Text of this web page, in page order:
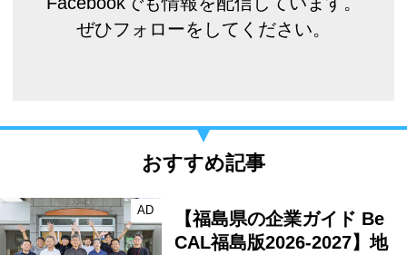
ぜひフォローをしてください。
おすすめ記事
AD
【福島県の企業ガイド Be
CAL福島版2026-2027】地